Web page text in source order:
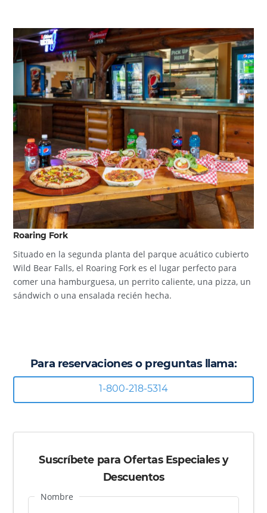
Roaring Fork
Situado en la segunda planta del parque acuático cubierto
Wild Bear Falls, el Roaring Fork es el lugar perfecto para
comer una hamburguesa, un perrito caliente, una pizza, un
sándwich o una ensalada recién hecha.
Para reservaciones o preguntas llama:
1-800-218-5314
Suscríbete para Ofertas Especiales y
Descuentos
Nombre